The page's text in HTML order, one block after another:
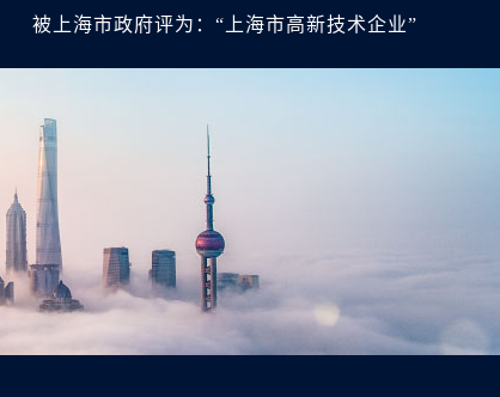
被上海市政府评为：“上海市高新技术企业”